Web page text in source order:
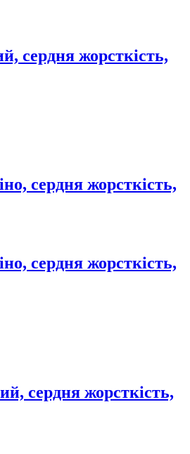
сердня жорсткість,
сердня жорсткість,
сердня жорсткість,
сердня жорсткість,